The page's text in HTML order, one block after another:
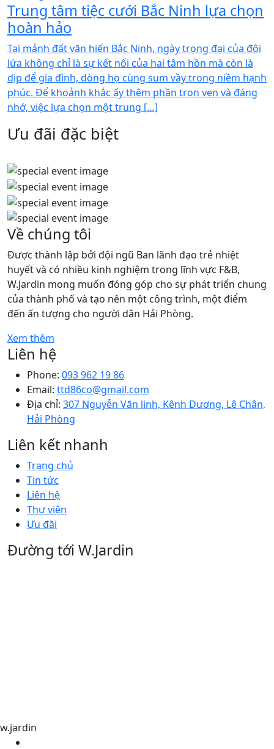
Trung tâm tiệc cưới Bắc Ninh lựa chọn
hoàn hảo
Tại mảnh đất văn hiến Bắc Ninh, ngày trọng đại của đôi
lứa không chỉ là sự kết nối của hai tâm hồn mà còn là
dịp để gia đình, dòng họ cùng sum vầy trong niềm hạnh
phúc. Để khoảnh khắc ấy thêm phần trọn vẹn và đáng
nhớ, việc lựa chọn một trung […]
Ưu đãi đặc biệt
Về chúng tôi
Được thành lập bởi đội ngũ Ban lãnh đạo trẻ nhiệt
huyết và có nhiều kinh nghiệm trong lĩnh vực F&B,
W.Jardin mong muốn đóng góp cho sự phát triển chung
của thành phố và tạo nên một công trình, một điểm
đến ấn tượng cho người dân Hải Phòng.
Xem thêm
Liên hệ
Phone: 093 962 19 86
Email: ttd86co@gmail.com
Địa chỉ: 307 Nguyễn Văn linh, Kênh Dương, Lê Chân,
Hải Phòng
Liên kết nhanh
Trang chủ
Tin tức
Liên hệ
Thư viện
Ưu đãi
Đường tới W.Jardin
w.jardin